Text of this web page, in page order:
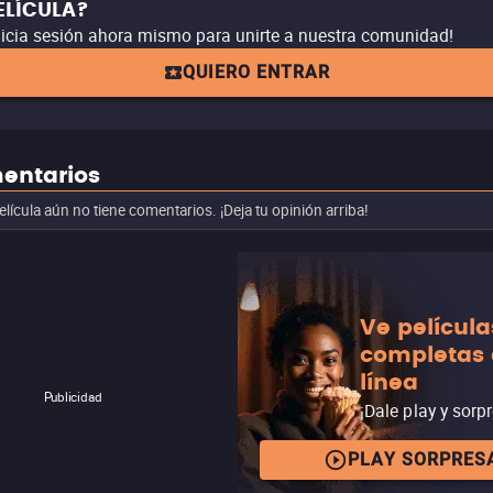
sesión ahora mismo para unirte a nuestra comunidad!
QUIERO ENTRAR
aún no tiene comentarios. ¡Deja tu opinión arriba!
Publicidad
Ve
completas
línea
¡Dale play y
PLAY